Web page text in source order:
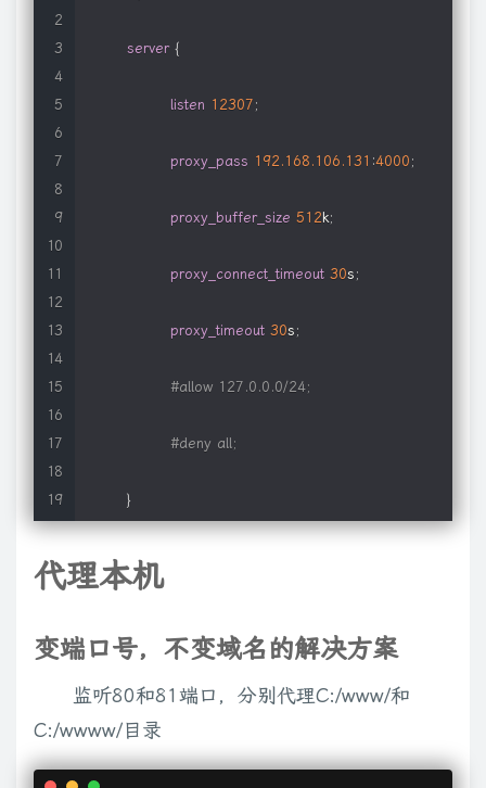
server {
listen 12307 ;
proxy_pass 192.168 .106 .131 :4000 ;
proxy_buffer_size 512k;
proxy_connect_timeout 30s ;
proxy_timeout 30s ;
#allow 127.0.0.0/24;
#deny all;
}
server
代理本机
变端口号，不变域名的解决方案
监听80和81端口，分别代理C:/www/和
C:/wwww/目录